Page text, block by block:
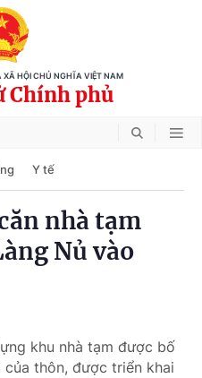
HỘI CHỦ NGHĨA VIỆT NAM
Chính phủ
Y tế
nhà tạm
Nủ vào
khu nhà tạm được bố
thôn, được triển khai